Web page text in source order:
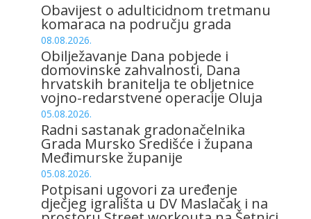
Obavijest o adulticidnom tretmanu
komaraca na području grada
08.08.2026.
Obilježavanje Dana pobjede i
domovinske zahvalnosti, Dana
hrvatskih branitelja te obljetnice
vojno-redarstvene operacije Oluja
05.08.2026.
Radni sastanak gradonačelnika
Grada Mursko Središće i župana
Međimurske županije
05.08.2026.
Potpisani ugovori za uređenje
dječjeg igrališta u DV Maslačak i na